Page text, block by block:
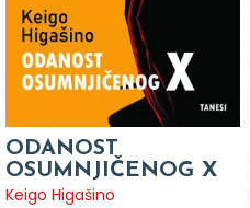
ODANOST
OSUMNJIČENOG X
Keigo Higašino